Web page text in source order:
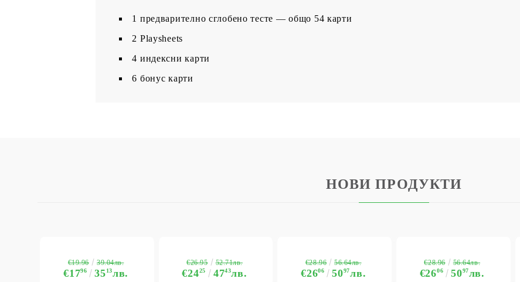
1 предварително сглобено тесте — общо 54 карти
2 Playsheets
4 индексни карти
6 бонус карти
НОВИ ПРОДУКТИ
€1796 3513лв.
€19.96 39.04лв.
€2425 4743лв.
€26.95 52.71лв.
€2606 5097лв.
€28.96 56.64лв.
€2606 5097лв.
€28.96 56.64лв.